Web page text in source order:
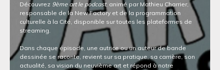
Découvrez 9ème art le podcast, animé par Mathieu Charrier,
responsable de la New Factory et de la programmation
culturelle à la Cité, disponible sur toutes les plateformes de
streaming.
Dans chaque épisode, une autrice ou un auteur de bande
dessinée se raconte, revient sur sa pratique, sa carrière, son
actualité, sa vision du neuvième art et répond à notre